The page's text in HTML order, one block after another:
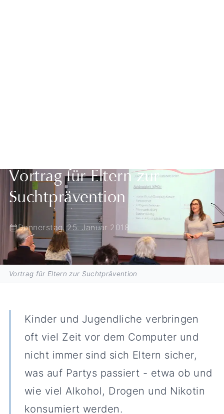
Vortrag für Eltern zur
Suchtprävention
Donnerstag, 25. Januar 2018
Vortrag für Eltern zur Suchtprävention
Kinder und Jugendliche verbringen
oft viel Zeit vor dem Computer und
nicht immer sind sich Eltern sicher,
was auf Partys passiert - etwa ob und
wie viel Alkohol, Drogen und Nikotin
konsumiert werden.